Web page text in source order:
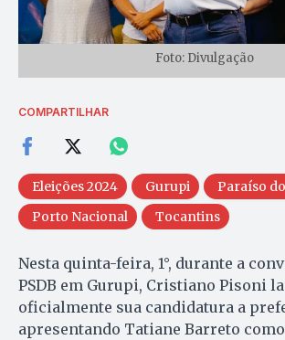
Foto: Divulgação
COMPARTILHAR
Eleições 2024 Gurupi
Paraíso
Porto Nacional
Tocantins
Nesta quinta-feira, 1°, durante a
PSDB em Gurupi, Cristiano Pisoni
oficialmente sua candidatura a
apresentando Tatiane Barreto